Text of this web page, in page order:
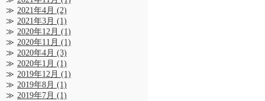
2021年4月 (2)
2021年3月 (1)
2020年12月 (1)
2020年11月 (1)
2020年4月 (3)
2020年1月 (1)
2019年12月 (1)
2019年8月 (1)
2019年7月 (1)